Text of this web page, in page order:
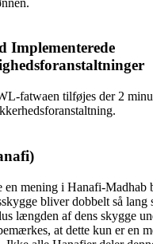
Implementerede
fatwaen tilføjes der 2
en mening i Hanafi-Madhab
bliver dobbelt så lang
længden af dens skygge
at dette kun er en